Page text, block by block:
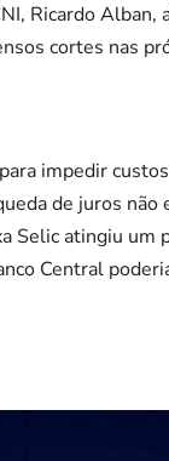
Ricardo
cortes nas
impedir
de juros
Selic atingiu
Central